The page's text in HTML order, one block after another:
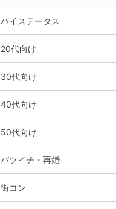
ハイステータス
20代向け
30代向け
40代向け
50代向け
バツイチ・再婚
街コン